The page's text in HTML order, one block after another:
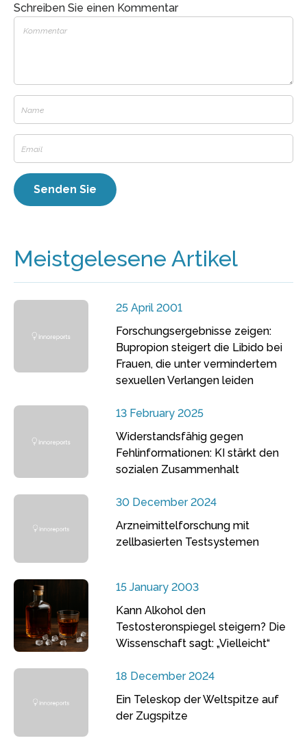
Schreiben Sie einen Kommentar
Meistgelesene Artikel
25 April 2001
Forschungsergebnisse zeigen:
Bupropion steigert die Libido bei
Frauen, die unter vermindertem
sexuellen Verlangen leiden
13 February 2025
Widerstandsfähig gegen
Fehlinformationen: KI stärkt den
sozialen Zusammenhalt
30 December 2024
Arzneimittelforschung mit
zellbasierten Testsystemen
15 January 2003
Kann Alkohol den
Testosteronspiegel steigern? Die
Wissenschaft sagt: „Vielleicht“
18 December 2024
Ein Teleskop der Weltspitze auf
der Zugspitze